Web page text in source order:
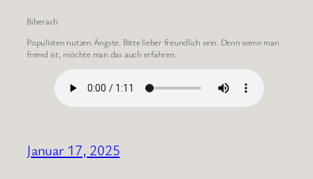
Biberach
Populisten nutzen Ängste. Bitte lieber freundlich sein. Denn wenn man
fremd ist, möchte man das auch erfahren.
Januar 17, 2025